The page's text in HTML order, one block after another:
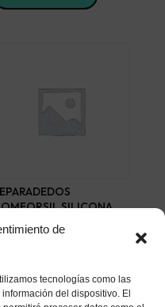
de
tecnologías como las
del dispositivo. El
SILICONA
EXTRAFINO T- PEQ 3 U
Añadir al carrito